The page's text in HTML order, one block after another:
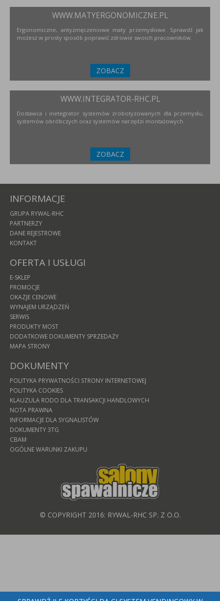
WWW.MATYERGONOMICZNE.PL
Ergonomiczne, antyzmęczeniowe maty przemysłowe. Sprawdź jak
możesz w prosty sposób poprawić zdrowie swoich pracowników.
ZOBACZ
WWW.INTEGRATOR-RHC.PL
Dostawca i inetegrator systemów zrobotyzowanych dla przemysłu,
systemów obróbczych oraz systemów narzędzi montażowych.
ZOBACZ
INFORMACJE
GRUPA RYWAL-RHC
PARTNERZY
DANE REJESTROWE
KONTAKT
OFERTA I USŁUGI
E-SKLEP
PROMOCJE
OKAZJE CENOWE
WYNAJEM URZĄDZEŃ
SERWIS
PRODUKTY MOST
DODATKOWE DOKUMENTY SPRZEDAŻY
MAPA STRONY
DOKUMENTY
POLITYKA PRYWATNOŚCI STRONY INTERNETOWEJ
POLITYKA COOKIES
KLAUZULA RODO DLA TRANSAKCJI HANDLOWYCH
NOTA PRAWNA
INFORMACJE DLA SYGNALISTÓW
DOKUMENTY 3TG
CBAM
OGÓLNE WARUNKI ZAKUPU
© COPYRIGHT 2016: RYWAL-RHC SP. Z O.O.